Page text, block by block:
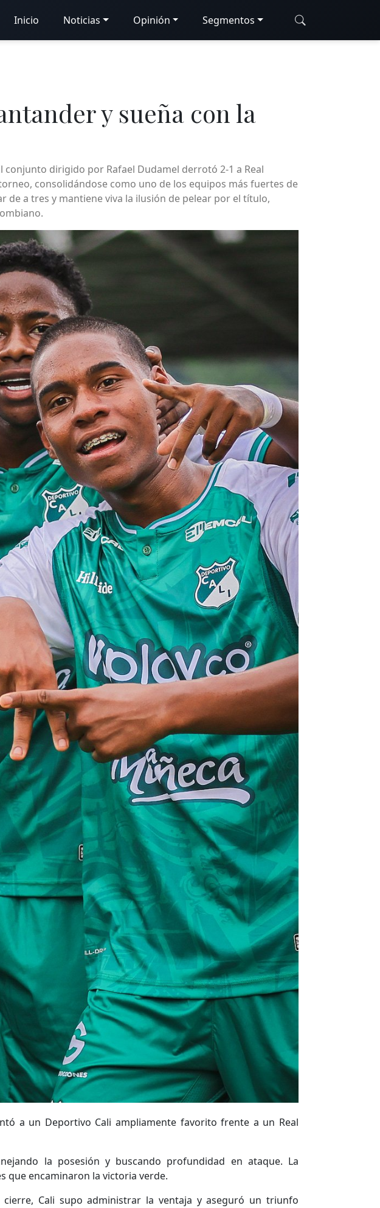
Inicio Noticias Opinión Segmentos
y sueña con la
conjunto dirigido por Rafael Dudamel derrotó 2-1 a Real
consolidándose como uno de los equipos más fuertes de
de a tres y mantiene viva la ilusión de pelear por el título,
a un Deportivo Cali ampliamente favorito frente a un Real
la posesión y buscando profundidad en ataque. La
que encaminaron la victoria verde.
Cali supo administrar la ventaja y aseguró un triunfo